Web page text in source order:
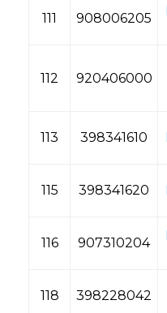
111 908006205
112 920406000
113 398341610
115 398341620
116 907310204
118 398228042